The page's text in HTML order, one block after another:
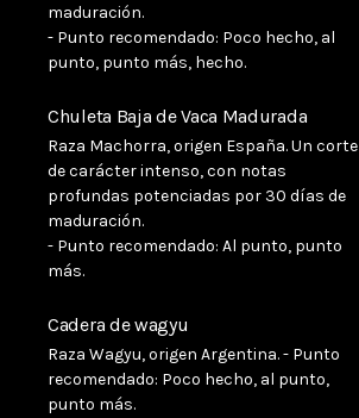
maduración.
- Punto recomendado: Poco hecho, al
punto, punto más, hecho.
Chuleta Baja de Vaca Madurada
Raza Machorra, origen España. Un corte
de carácter intenso, con notas
profundas potenciadas por 30 días de
maduración.
- Punto recomendado: Al punto, punto
más.
Cadera de wagyu
Raza Wagyu, origen Argentina. - Punto
recomendado: Poco hecho, al punto,
punto más.